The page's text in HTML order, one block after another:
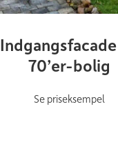
Link
70’er-bolig
Se priseksempel